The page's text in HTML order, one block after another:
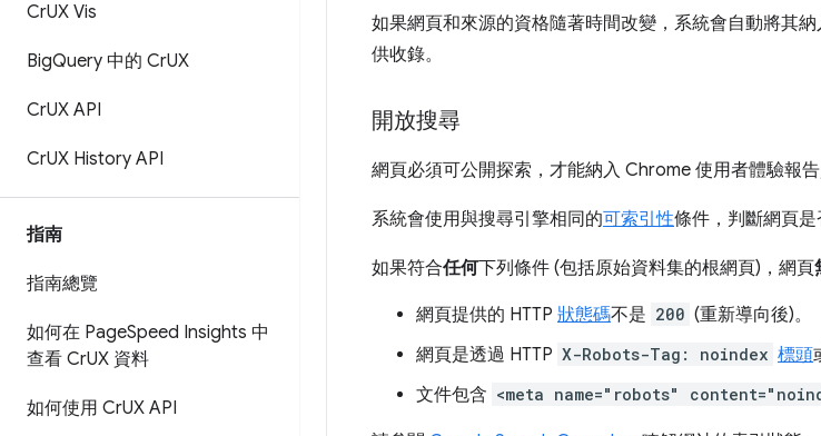
CrUX Vis
BigQuery 中的 CrUX
CrUX API
CrUX History API
指南
指南總覽
如何在 PageSpeed Insights 中
查看 CrUX 資料
如何使用 CrUX API
如果網頁和來源的資格隨著時間改變，系統會自動將其
供收錄。
開放搜尋
網頁必須可公開探索，才能納入 Chrome 使用者體驗報告
系統會使用與搜尋引擎相同的可索引性條件，判斷網頁是
如果符合任何下列條件 (包括原始資料集的根網頁)，網頁
網頁提供的 HTTP 狀態碼不是 200 (重新導向後)。
網頁是透過 HTTP X-Robots-Tag: noindex 標頭
文件包含 <meta name="robots"